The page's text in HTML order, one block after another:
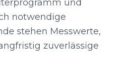
und
notwendige
stehen Messwerte,
zuverlässige